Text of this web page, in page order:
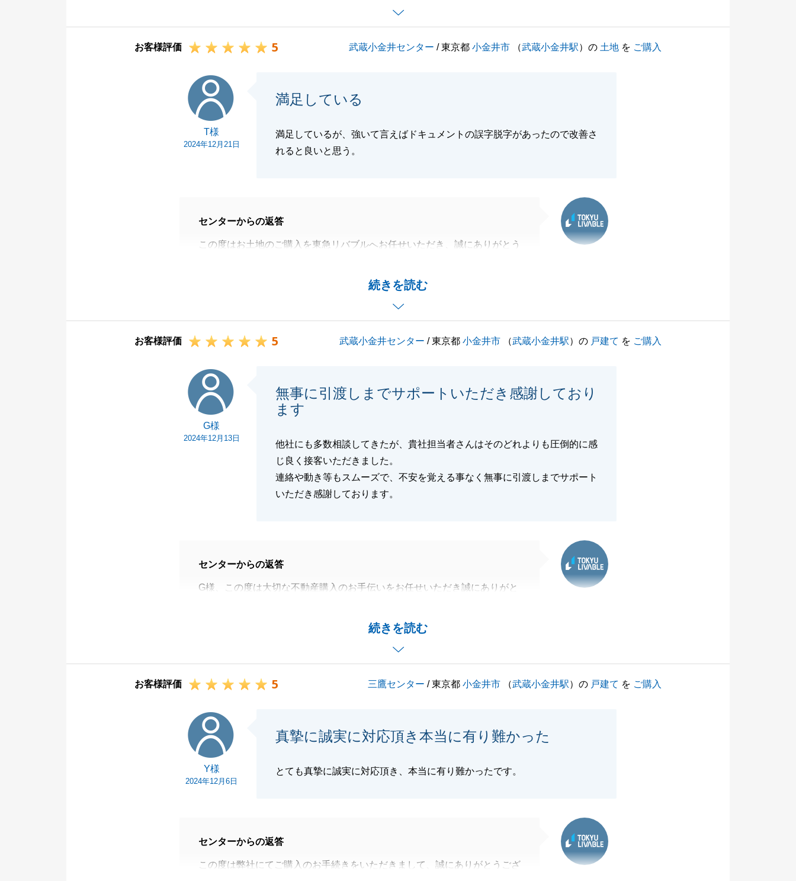
不動産のお悩みでご用命がございましたらお申し付けくださいませ。
お客様評価 5 武蔵小金井センター / 東京都小金井市 （武蔵小金井駅）の 土地 を ご購入
T様
2024年12月21日
満足している
満足しているが、強いて言えばドキュメントの誤字脱字があったので改善さ
れると良いと思う。
続きを読む
センターからの返答
この度はお土地のご購入を東急リバブルへお任せいただき、誠にありがとう
ご自宅のご売却につきましても、ご満足のいく結果となるよう、誠心誠意努
ご指摘いただきました、提示資料の記載ミスにつきましては、改善できるよ
今後ともよろしくお願いいたします。
お客様評価 5 武蔵小金井センター / 東京都小金井市 （武蔵小金井駅）の 戸建て を ご購入
G様
2024年12月13日
無事に引渡しまでサポートいただき感謝しており
ます
他社にも多数相談してきたが、貴社担当者さんはそのどれよりも圧倒的に感
じ良く接客いただきました。
連絡や動き等もスムーズで、不安を覚える事なく無事に引渡しまでサポート
いただき感謝しております。
続きを読む
センターからの返答
G様、この度は大切な不動産購入のお手伝いをお任せいただき誠にありがと
上記のようなお言葉をいただき嬉しい限りです。
いつも迅速に丁寧にご対応いただいたからこそスムーズにお取引を完了する
今後とも不動産のご相談はお任せくださいませ。
本当にありがとうございました。
お客様評価 5 三鷹センター / 東京都小金井市 （武蔵小金井駅）の 戸建て を ご購入
Y様
2024年12月6日
真摯に誠実に対応頂き本当に有り難かった
とても真摯に誠実に対応頂き、本当に有り難かったです。
センターからの返答
この度は弊社にてご購入のお手続きをいただきまして、誠にありがとうござ